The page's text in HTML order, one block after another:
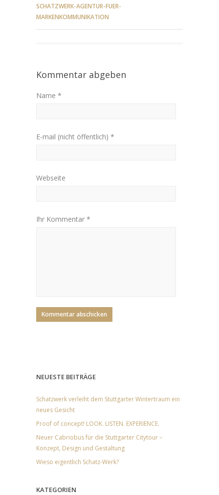
SCHATZWERK-AGENTUR-FUER-
MARKENKOMMUNIKATION
Kommentar abgeben
Name *
E-mail (nicht öffentlich) *
Webseite
Ihr Kommentar *
NEUESTE BEITRÄGE
Schatzwerk verleiht dem Stuttgarter Wintertraum ein
neues Gesicht
Proof of concept! LOOK. LISTEN. EXPERIENCE.
Neuer Cabriobus für die Stuttgarter Citytour –
Konzept, Design und Gestaltung
Wieso eigentlich Schatz-Werk?
KATEGORIEN